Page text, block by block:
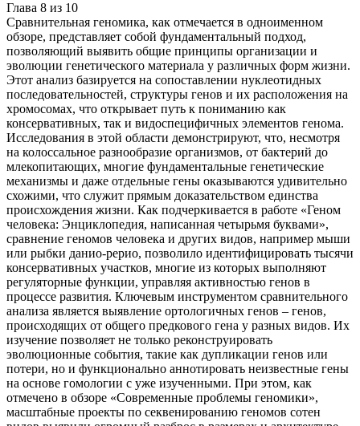
Глава 8 из 10
Сравнительная геномика, как отмечается в одноименном
обзоре, представляет собой фундаментальный подход,
позволяющий выявить общие принципы организации и
эволюции генетического материала у различных форм жизни.
Этот анализ базируется на сопоставлении нуклеотидных
последовательностей, структуры генов и их расположения на
хромосомах, что открывает путь к пониманию как
консервативных, так и видоспецифичных элементов генома.
Исследования в этой области демонстрируют, что, несмотря
на колоссальное разнообразие организмов, от бактерий до
млекопитающих, многие фундаментальные генетические
механизмы и даже отдельные гены оказываются удивительно
схожими, что служит прямым доказательством единства
происхождения жизни. Как подчеркивается в работе «Геном
человека: Энциклопедия, написанная четырьмя буквами»,
сравнение геномов человека и других видов, например мыши
или рыбки данио-рерио, позволило идентифицировать тысячи
консервативных участков, многие из которых выполняют
регуляторные функции, управляя активностью генов в
процессе развития. Ключевым инструментом сравнительного
анализа является выявление ортологичных генов – генов,
происходящих от общего предкового гена у разных видов. Их
изучение позволяет не только реконструировать
эволюционные события, такие как дупликации генов или
потери, но и функционально аннотировать неизвестные гены
на основе гомологии с уже изученными. При этом, как
отмечено в обзоре «Современные проблемы геномики»,
масштабные проекты по секвенированию геномов сотен